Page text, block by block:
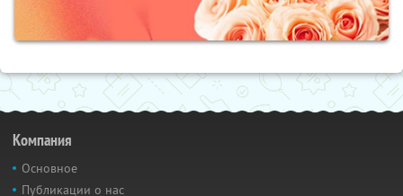
Компания
Основное
Публикации о нас